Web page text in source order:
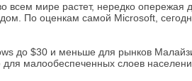
мире растет, нередко опережая
По оценкам самой Microsoft,
до $30 и меньше для рынков
для малообеспеченных слоев